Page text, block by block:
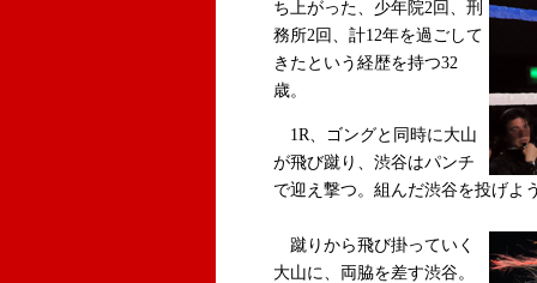
ち上がった、少年院2回、刑
務所2回、計12年を過ごして
きたという経歴を持つ32
歳。
1R、ゴングと同時に大山
が飛び蹴り、渋谷はパンチ
で迎え撃つ。組んだ渋谷を投げよ
蹴りから飛び掛っていく
大山に、両脇を差す渋谷。